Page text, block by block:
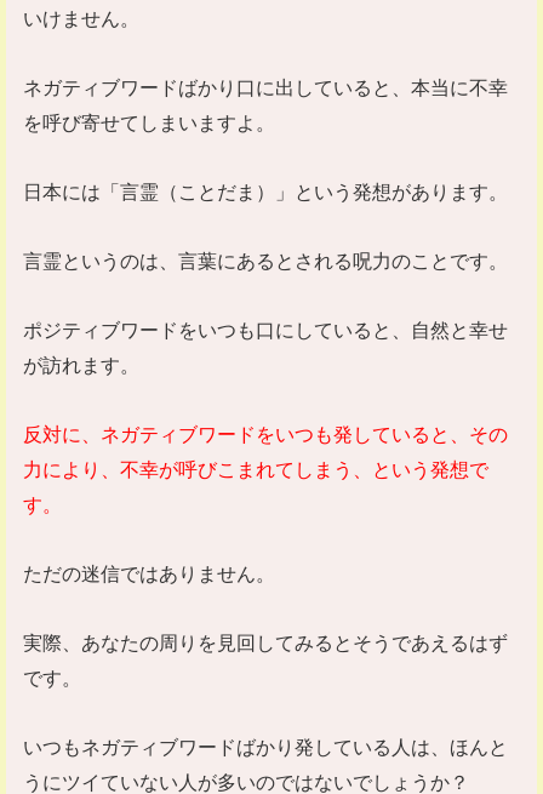
いけません。
ネガティブワードばかり口に出していると、本当に不幸
を呼び寄せてしまいますよ。
日本には「言霊（ことだま）」という発想があります。
言霊というのは、言葉にあるとされる呪力のことです。
ポジティブワードをいつも口にしていると、自然と幸せ
が訪れます。
反対に、ネガティブワードをいつも発していると、その
力により、不幸が呼びこまれてしまう、という発想で
す。
ただの迷信ではありません。
実際、あなたの周りを見回してみるとそうであえるはず
です。
いつもネガティブワードばかり発している人は、ほんと
うにツイていない人が多いのではないでしょうか？